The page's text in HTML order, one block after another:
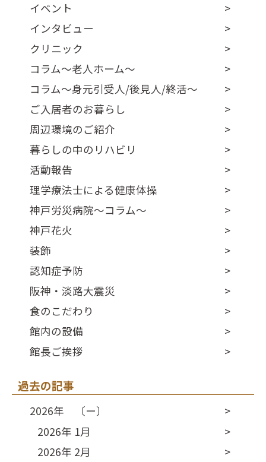
イベント
インタビュー
クリニック
コラム～老人ホーム～
コラム～身元引受人/後見人/終活～
ご入居者のお暮らし
周辺環境のご紹介
暮らしの中のリハビリ
活動報告
理学療法士による健康体操
神戸労災病院～コラム～
神戸花火
装飾
認知症予防
阪神・淡路大震災
食のこだわり
館内の設備
館長ご挨拶
過去の記事
2026年 〔ー〕
2026年 1月
2026年 2月